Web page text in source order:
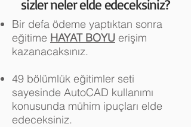
sizler neler elde edeceksiniz?
Bir defa ödeme yaptıktan sonra
eğitime HAYAT BOYU erişim
kazanacaksınız.
49 bölümlük eğitimler seti
sayesinde AutoCAD kullanımı
konusunda mühim ipuçları elde
edeceksiniz.